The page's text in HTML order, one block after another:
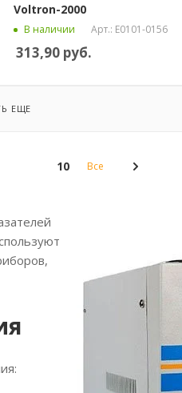
Voltron-2000
В наличии Арт.: Е0101-0156
313,90руб.
ЕЩЕ
10 Все